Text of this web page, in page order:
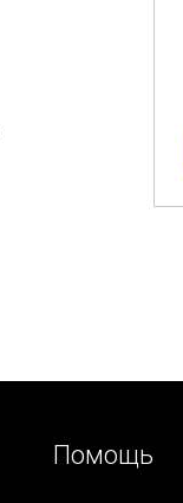
Помощь